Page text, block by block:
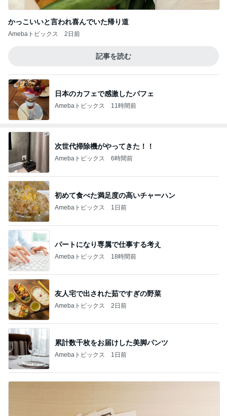
かっこいいと言われ喜んでいた帰り道
Amebaトピックス 2日前
記事を読む
日本のカフェで感激したパフェ
Amebaトピックス 11時間前
次世代掃除機がやってきた！！
Amebaトピックス 6時間前
初めて食べた満足度の高いチャーハン
Amebaトピックス 1日前
パートになり専属で仕事する考え
Amebaトピックス 18時間前
友人宅で出された茹ですぎの野菜
Amebaトピックス 2日前
累計数千枚をお届けした美脚パンツ
Amebaトピックス 1日前